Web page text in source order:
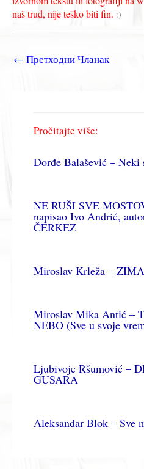
naš trud, nije teško biti fin. :)
← Претходни Чланак
Pročitajte više:
Đorđe Balašević – Neki
NE RUŠI SVE
napisao Ivo Andrić,
ČERKEZ
Miroslav Krleža –
Miroslav Mika Antić –
NEBO (Sve u svoje
Ljubivoje Ršumović –
GUSARA
Aleksandar Blok – Sve